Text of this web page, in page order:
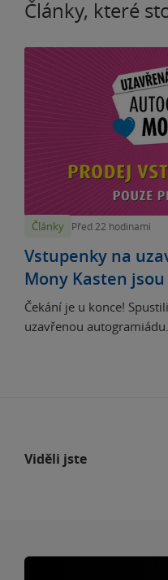
Články, které
Články Před 22 hodinami
Vstupenky na
Mony Kasten
Čekání je u konce!
uzavřenou autogramiádu...
Viděli jste